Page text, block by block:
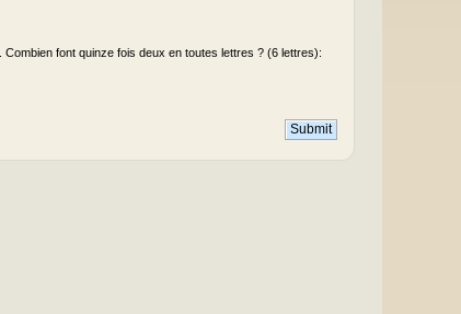
font quinze fois deux en toutes lettres ? (6 lettres):